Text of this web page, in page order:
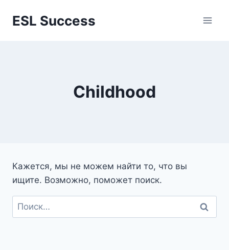
ESL Success
Childhood
Кажется, мы не можем найти то, что вы
ищите. Возможно, поможет поиск.
Найти: